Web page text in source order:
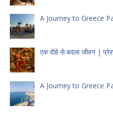
A Journey to Greece
एक दोहे से बदला जीवन |
A Journey to Greece